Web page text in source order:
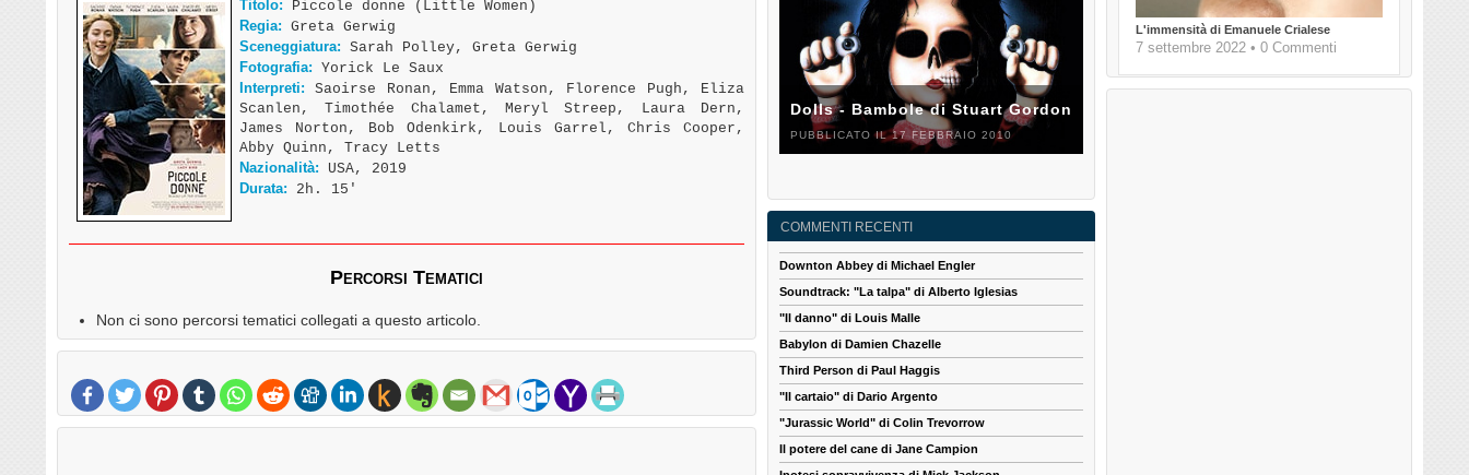
Titolo: Piccole donne (Little Women)
Regia: Greta Gerwig
Sceneggiatura: Sarah Polley, Greta Gerwig
Fotografia: Yorick Le Saux
Interpreti: Saoirse Ronan, Emma Watson, Florence Pugh, Eliza
Scanlen, Timothée Chalamet, Meryl Streep, Laura Dern,
James Norton, Bob Odenkirk, Louis Garrel, Chris Cooper,
Abby Quinn, Tracy Letts
Nazionalità: USA, 2019
Durata: 2h. 15′
Percorsi Tematici
Non ci sono percorsi tematici collegati a questo articolo.
L'immensità di Emanuele Crialese
7 settembre 2022 • 0 Commenti
Dolls - Bambole di Stuart Gordon
PUBBLICATO IL 17 FEBBRAIO 2010
COMMENTI RECENTI
Downton Abbey di Michael Engler
Soundtrack: "La talpa" di Alberto Iglesias
"Il danno" di Louis Malle
Babylon di Damien Chazelle
Third Person di Paul Haggis
"Il cartaio" di Dario Argento
"Jurassic World" di Colin Trevorrow
Il potere del cane di Jane Campion